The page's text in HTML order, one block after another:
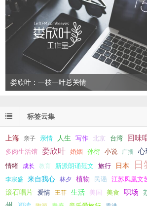
娄欣叶：一枝一叶总关情
标签云集
上海 亲子 亲情 人生 写作 北京 台湾 回味
多肉生活馆 娄欣叶 婚姻 孙衍 小说 广播 心
情绪 成长 教育 新派朗诵范文 旅行 日本 日
李宗盛 来自我心 林夕 植物 民谣
江苏凤凰文
滚石唱片
爱情 王菲 生活 美国 美食 职场